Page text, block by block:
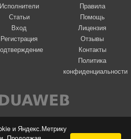
и Яндекс.Метрику
Исполнители
Статьи
Вход
Регистрация
Правила
Помощь
Лицензия
Отзывы
Контакты
Политика
конфиденциальности
Вконтакте